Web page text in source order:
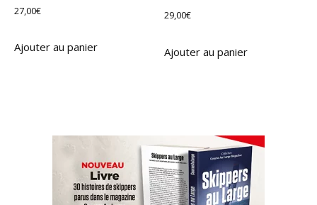
27,00€
Ajouter au panier
29,00€
Ajouter au panier